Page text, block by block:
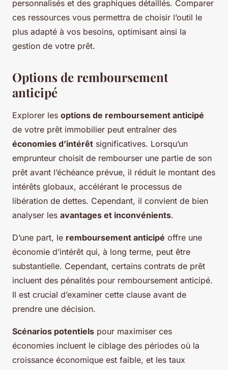
personnalisés et des graphiques détaillés. Comparer
ces ressources vous permettra de choisir l’outil le
plus adapté à vos besoins, optimisant ainsi la
gestion de votre prêt.
Options de remboursement
anticipé
Explorer les options de remboursement anticipé
de votre prêt immobilier peut entraîner des
économies d’intérêt significatives. Lorsqu’un
emprunteur choisit de rembourser une partie de son
prêt avant l’échéance prévue, il réduit le montant des
intérêts globaux, accélérant le processus de
libération de dettes. Cependant, il convient de bien
analyser les avantages et inconvénients.
D’une part, le remboursement anticipé offre une
économie d’intérêt qui, à long terme, peut être
substantielle. Cependant, certains contrats de prêt
incluent des pénalités pour remboursement anticipé.
Il est crucial d’examiner cette clause avant de
prendre une décision.
Scénarios potentiels pour maximiser ces
économies incluent le ciblage des périodes où la
croissance économique est faible, et les taux